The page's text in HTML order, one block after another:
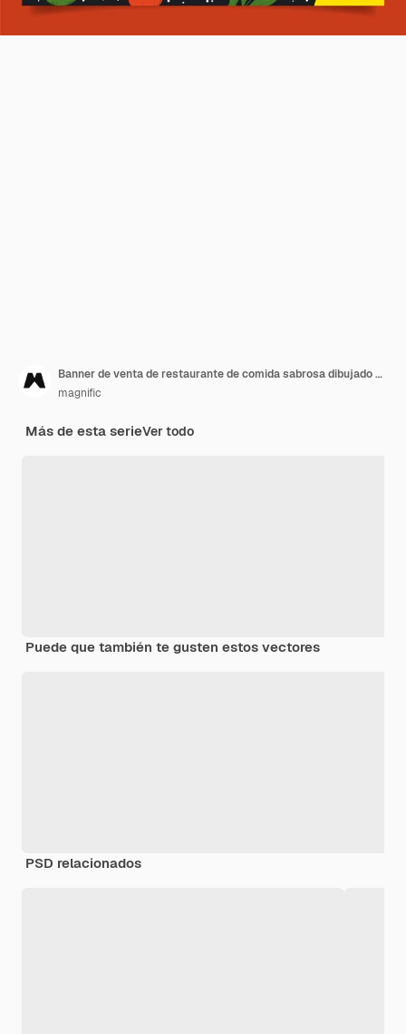
Banner de venta de restaurante de comida sabrosa dibujado a mano
magnific
Más de esta serieVer todo
Puede que también te gusten estos vectores
PSD relacionados